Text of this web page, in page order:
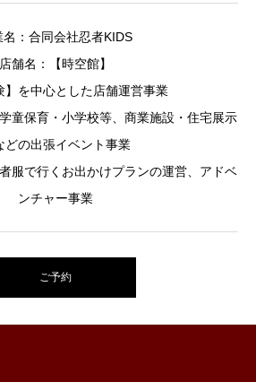
名：合同会社忍者KIDS
店舗名：【時空館】
】を中心とした店舗運営事業
童保育・小学校等、商業施設・住宅展示
どの出張イベント事業
服で行くお出かけプランの運営、アドベ
ンチャー事業
ご予約